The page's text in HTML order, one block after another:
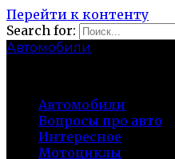
Перейти к контенту
Search for:
Автомобили
Автомобили
Вопросы про авто
Интересное
Мотоциклы